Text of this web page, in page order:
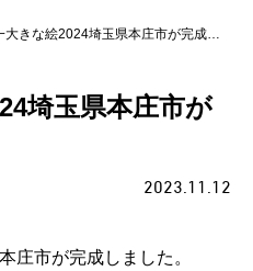
世界一大きな絵2024埼玉県本庄市が完成しました。
埼玉県本庄市が
2023.11.12
庄市が完成しました。